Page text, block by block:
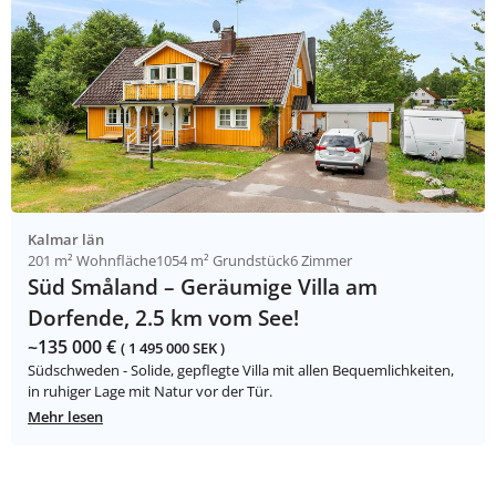
Kalmar län
201 m² Wohnfläche1054 m² Grundstück6 Zimmer
Süd Småland – Geräumige Villa am
Dorfende, 2.5 km vom See!
~135 000 € ( 1 495 000 SEK )
Südschweden - Solide, gepflegte Villa mit allen Bequemlichkeiten,
in ruhiger Lage mit Natur vor der Tür.
Mehr lesen